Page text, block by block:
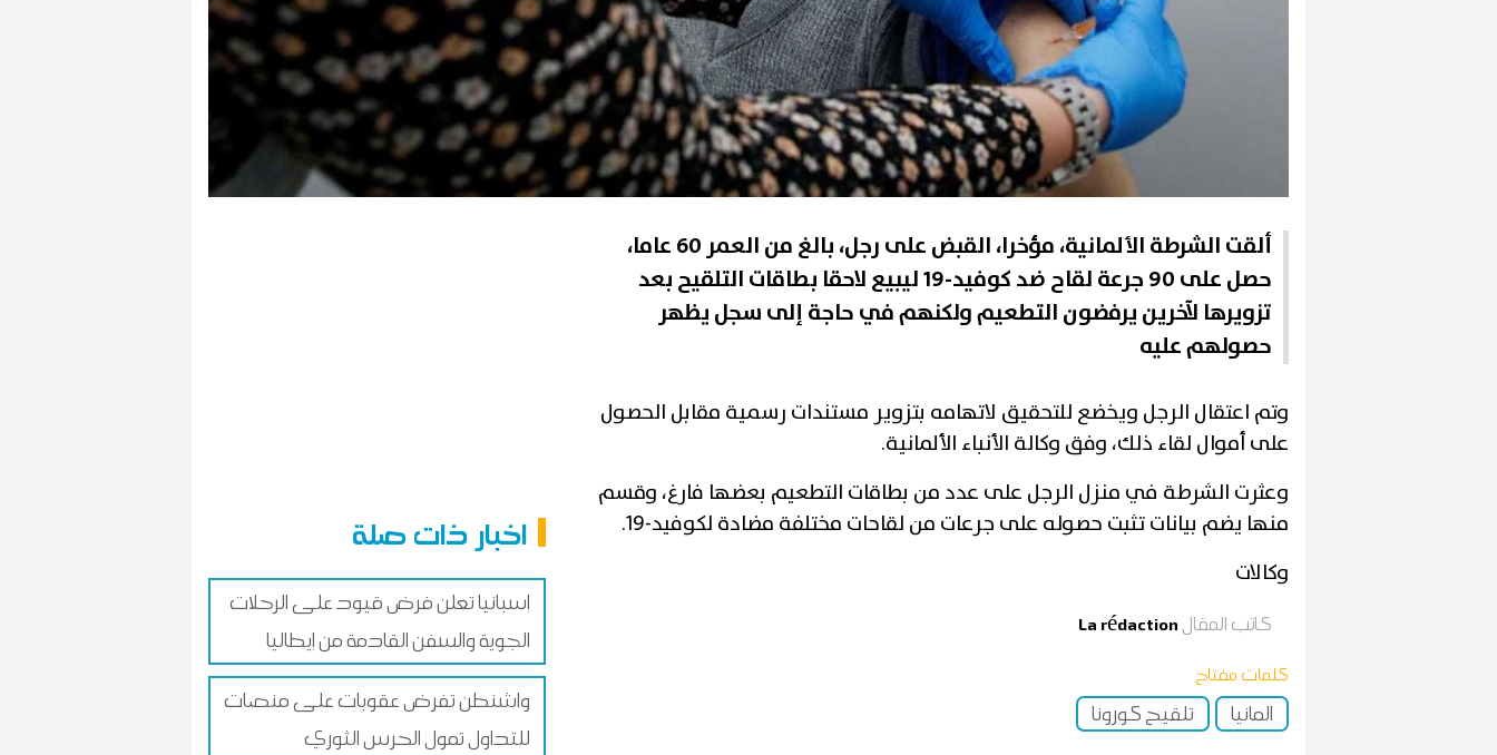
اخبار ذات صلة
إسبانيا تعلن فرض قيود على الرحلات
الجوية والسفن القادمة من إيطاليا
واشنطن تفرض عقوبات على منصات
للتداول تمول الحرس الثوري
ألقت الشرطة الألمانية، مؤخرا، القبض على رجل، بالغ من العمر 60 عاما،
حصل على 90 جرعة لقاح ضد كوفيد-19 ليبيع لاحقا بطاقات التلقيح بعد
تزويرها لآخرين يرفضون التطعيم ولكنهم في حاجة إلى سجل يظهر
حصولهم عليه
وتم اعتقال الرجل ويخضع للتحقيق لاتهامه بتزوير مستندات رسمية مقابل الحصول
على أموال لقاء ذلك، وفق وكالة الأنباء الألمانية.
وعثرت الشرطة في منزل الرجل على عدد من بطاقات التطعيم بعضها فارغ، وقسم
منها يضم بيانات تثبت حصوله على جرعات من لقاحات مختلفة مضادة لكوفيد-19.
وكالات
كاتب المقال La rédaction
كلمات مفتاح
المانيا تلقيح كورونا